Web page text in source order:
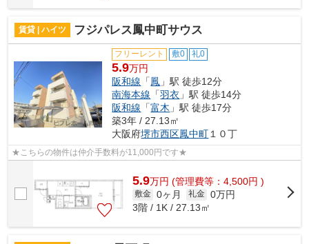
賃貸 | ハイツ フジパレス鳳中町サウス
フリーレント 敷0 礼0
5.9万円
阪和線 「鳳 」駅 徒歩12分
南海本線 「羽衣 」駅 徒歩14分
阪和線 「富木 」駅 徒歩17分
築3年 / 27.13㎡
大阪府堺市西区鳳中町１０丁
★こちらの物件は仲介手数料が11,000円です★
5.9万円 (管理費等：4,500円 )
敷金 0ヶ月 礼金 0万円
3階 / 1K / 27.13㎡